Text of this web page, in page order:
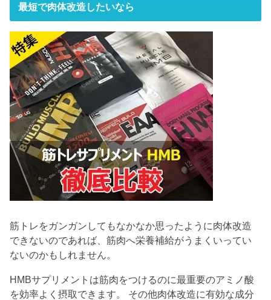
最短で肉体改造したいなら
筋トレをガンガンしてもなかなか思ったように肉体改造
できないのであれば、筋肉へ栄養補給がうまくいってい
ないのかもしれません。
HMBサプリメントは筋肉をつけるのに最重要のアミノ酸
を効率よく摂取できます。 その他肉体改造に有効な成分